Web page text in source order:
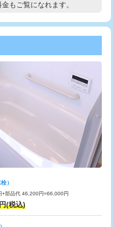
現地調査
33,000円
8,800円
・修
業）
・修
業）
22,000円
・修
業）
33,000円
もご覧になれます。
）
部品代 46,200円=66,000円
(税込)